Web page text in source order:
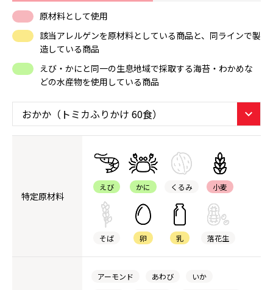
原材料として使用
該当アレルゲンを原材料としている商品と、同ラインで製
造している商品
えび・かにと同一の生息地域で採取する海苔・わかめな
どの水産物を使用している商品
特定原材料
えび かに くるみ 小麦
そば 卵 乳 落花生
アーモンド あわび
いか